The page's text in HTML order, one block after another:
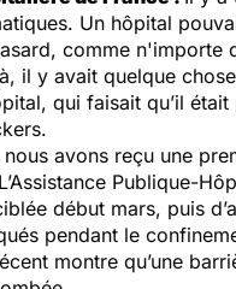
Un hôpital
comme n'importe
il y avait quelque chose
qui faisait qu’il
avons reçu une
Publique-
début mars, puis
pendant le
montre qu’une